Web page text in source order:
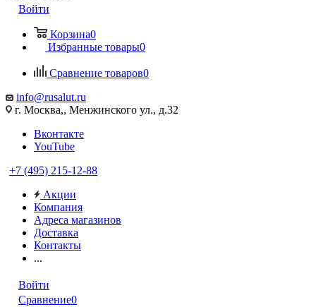
Войти
Корзина0
Избранные товары0
Сравнение товаров0
info@rusalut.ru
г. Москва,, Менжинского ул., д.32
Вконтакте
YouTube
+7 (495) 215-12-88
Акции
Компания
Адреса магазинов
Доставка
Контакты
...
Войти
Сравнение0